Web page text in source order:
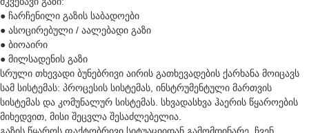
● ჩარჩენილი გაზის საბადოები
● ასოცირებული / აალებადი გაზი
● ბიოაირი
● მილსადენის გაზი
სრული თხევადი ბუნებრივი აირის გათხევადების ქარხანა მოიცავს
სამ სისტემას: პროცესის სისტემას, ინსტრუმენტული მართვის
სისტემას და კომუნალურ სისტემას. სხვადასხვა ჰაერის წყაროების
მიხედვით, მისი შეცვლა შესაძლებელია.